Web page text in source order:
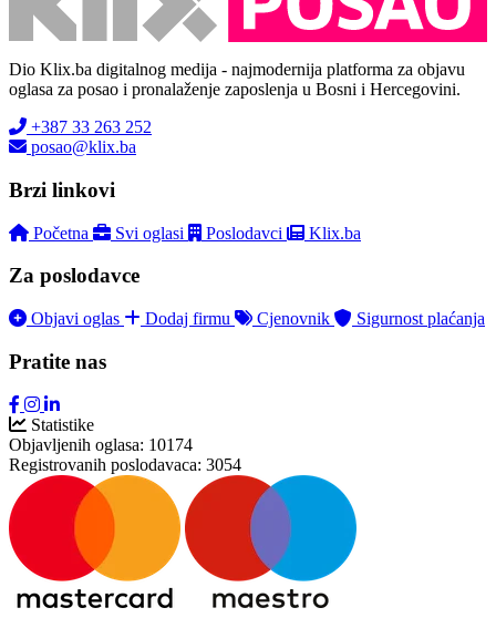
Dio Klix.ba digitalnog medija - najmodernija platforma za objavu
oglasa za posao i pronalaženje zaposlenja u Bosni i Hercegovini.
+387 33 263 252
posao@klix.ba
Brzi linkovi
Početna Svi oglasi Poslodavci Klix.ba
Za poslodavce
Objavi oglas Dodaj firmu Cjenovnik Sigurnost plaćanja
Pratite nas
Statistike
Objavljenih oglasa: 10174
Registrovanih poslodavaca: 3054